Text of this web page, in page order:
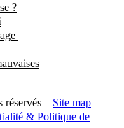
?
– Site map –
& Politique de